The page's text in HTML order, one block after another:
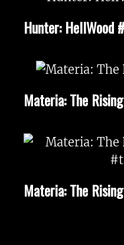
Hunter: HellWood
Materia: The
Materia: The